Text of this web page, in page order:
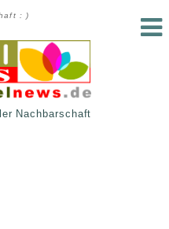
: )
Nachbarschaft